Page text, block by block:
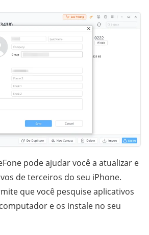
pode ajudar você a atualizar e
de terceiros do seu iPhone.
que você pesquise aplicativos
e os instale no seu